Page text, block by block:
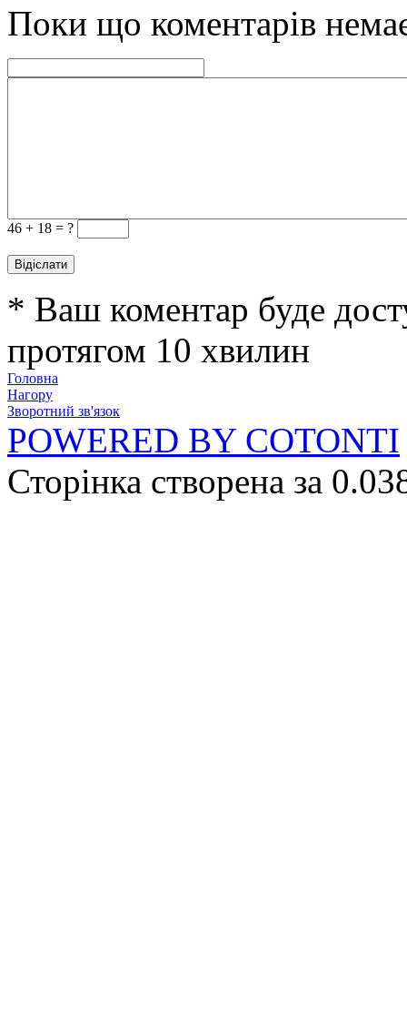
Поки що коментарів
46 + 18 = ?
* Ваш коментар буде
протягом 10 хвилин
Головна
Нагору
Зворотний зв'язок
POWERED BY COTONTI
Сторінка створена за